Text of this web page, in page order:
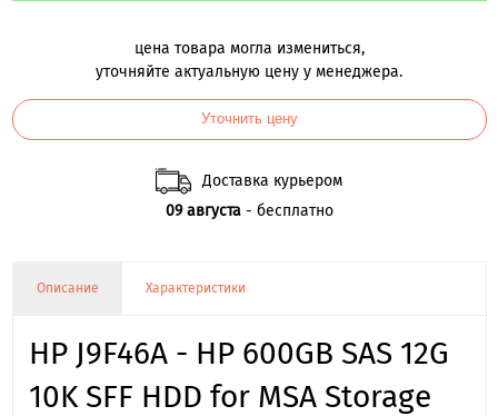
цена товара могла измениться,
уточняйте актуальную цену у менеджера.
Уточнить цену
Доставка курьером
09 августа- бесплатно
Описание Характеристики
HP J9F46A - HP 600GB SAS 12G
10K SFF HDD for MSA Storage